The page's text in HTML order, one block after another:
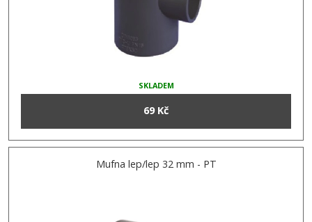
SKLADEM
69 Kč
Mufna lep/lep 32 mm - PT